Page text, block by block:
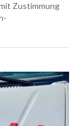
Zustimmung